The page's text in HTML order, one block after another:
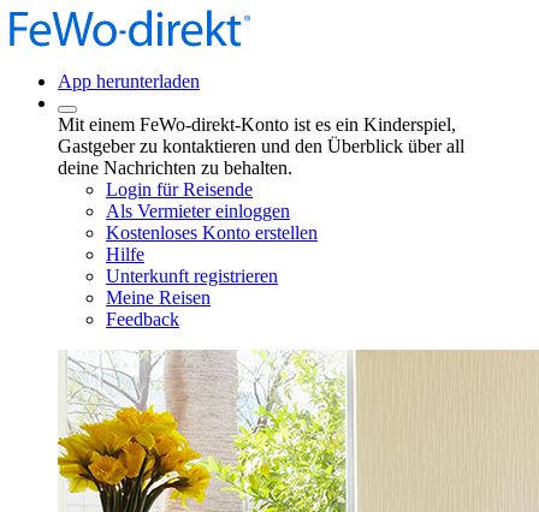
App herunterladen
Mit einem FeWo-direkt-Konto ist es ein Kinderspiel,
Gastgeber zu kontaktieren und den Überblick über all
deine Nachrichten zu behalten.
Login für Reisende
Als Vermieter einloggen
Kostenloses Konto erstellen
Hilfe
Unterkunft registrieren
Meine Reisen
Feedback